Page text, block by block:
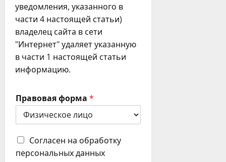
уведомления, указанного в
части 4 настоящей статьи)
владелец сайта в сети
"Интернет" удаляет указанную
в части 1 настоящей статьи
информацию.
Правовая форма *
Согласен на обработку
персональных данных